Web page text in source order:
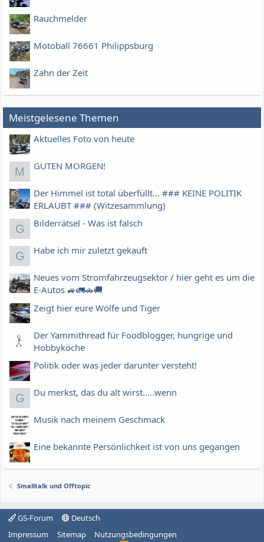
Rauchmelder
Motoball 76661 Philippsburg
Zahn der Zeit
Meistgelesene Themen
Aktuelles Foto von heute
M GUTEN MORGEN!
Der Himmel ist total überfüllt... ### KEINE POLITIK
ERLAUBT ### (Witzesammlung)
G Bilderrätsel - Was ist falsch
G Habe ich mir zuletzt gekauft
Neues vom Stromfahrzeugsektor / hier geht es um die
E-Autos 🚙🚛🚗🚚
Zeigt hier eure Wölfe und Tiger
Der Yammithread für Foodblogger, hungrige und
Hobbyköche
Politik oder was jeder darunter versteht!
G Du merkst, das du alt wirst.....wenn
Musik nach meinem Geschmack
Eine bekannte Persönlichkeit ist von uns gegangen
Smalltalk und Offtopic
GS-Forum
Deutsch
Impressum
Sitemap
Nutzungsbedingungen